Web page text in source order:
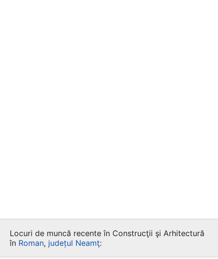
Locuri de muncă recente în Construcţii şi Arhitectură
în Roman, județul Neamţ: